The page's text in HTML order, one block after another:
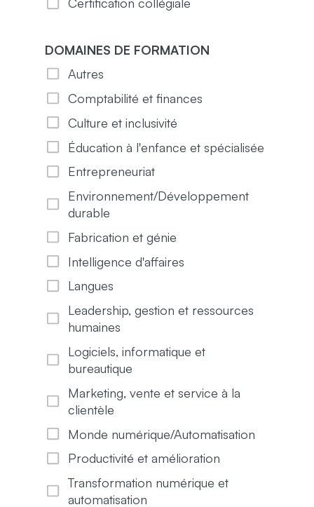
DOMAINES DE FORMATION
Autres
Comptabilité et finances
Culture et inclusivité
Éducation à l'enfance et spécialisée
Entrepreneuriat
Environnement/Développement
durable
Fabrication et génie
Intelligence d'affaires
Langues
Leadership, gestion et ressources
humaines
Logiciels, informatique et
bureautique
Marketing, vente et service à la
clientèle
Monde numérique/Automatisation
Productivité et amélioration
Transformation numérique et
automatisation